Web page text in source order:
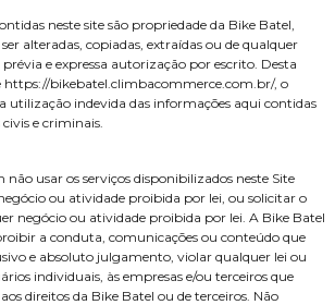
neste site são propriedade da Bike Batel,
alteradas, copiadas, extraídas ou de qualquer
e expressa autorização por escrito. Desta
https://bikebatel.climbacommerce.com.br/, o
utilização indevida das informações aqui contidas
e criminais.
não usar os serviços disponibilizados neste Site
ou atividade proibida por lei, ou solicitar o
negócio ou atividade proibida por lei. A Bike Batel
a conduta, comunicações ou conteúdo que
e absoluto julgamento, violar qualquer lei ou
individuais, às empresas e/ou terceiros que
direitos da Bike Batel ou de terceiros. Não